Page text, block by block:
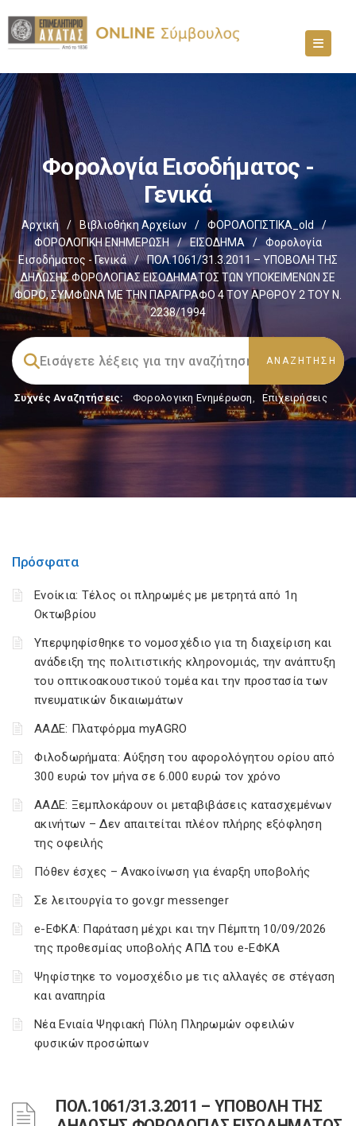
Φορολογία Εισοδήματος -
Γενικά
Αρχική / Βιβλιοθήκη Αρχείων / ΦΟΡΟΛΟΓΙΣΤΙΚΑ_old
/
ΦΟΡΟΛΟΓΙΚΗ ΕΝΗΜΕΡΩΣΗ
/ ΕΙΣΟΔΗΜΑ /
Φορολογία
Εισοδήματος - Γενικά
/
ΠΟΛ.1061/31.3.2011 – ΥΠΟΒΟΛΗ ΤΗΣ
ΔΗΛΩΣΗΣ ΦΟΡΟΛΟΓΙΑΣ ΕΙΣΟΔΗΜΑΤΟΣ ΤΩΝ ΥΠΟΚΕΙΜΕΝΩΝ ΣΕ
ΦΟΡΟ, ΣΥΜΦΩΝΑ ΜΕ ΤΗΝ ΠΑΡΑΓΡΑΦΟ 4 ΤΟΥ ΑΡΘΡΟΥ 2 ΤΟΥ Ν.
2238/1994
Συχνές Αναζητήσεις: Φορολογικη Ενημέρωση, Επιχειρήσεις
Πρόσφατα
Ενοίκια: Τέλος οι πληρωμές με μετρητά από 1η
Οκτωβρίου
Υπερψηφίσθηκε το νομοσχέδιο για τη διαχείριση και
ανάδειξη της πολιτιστικής κληρονομιάς, την ανάπτυξη
του οπτικοακουστικού τομέα και την προστασία των
πνευματικών δικαιωμάτων
ΑΑΔΕ: Πλατφόρμα myAGRO
Φιλοδωρήματα: Αύξηση του αφορολόγητου ορίου από
300 ευρώ τον μήνα σε 6.000 ευρώ τον χρόνο
ΑΑΔΕ: Ξεμπλοκάρουν οι μεταβιβάσεις κατασχεμένων
ακινήτων – Δεν απαιτείται πλέον πλήρης εξόφληση
της οφειλής
Πόθεν έσχες – Ανακοίνωση για έναρξη υποβολής
Σε λειτουργία το gov.gr messenger
e-ΕΦΚΑ: Παράταση μέχρι και την Πέμπτη 10/09/2026
της προθεσμίας υποβολής ΑΠΔ του e-ΕΦΚΑ
Ψηφίστηκε το νομοσχέδιο με τις αλλαγές σε στέγαση
και αναπηρία
Νέα Ενιαία Ψηφιακή Πύλη Πληρωμών οφειλών
φυσικών προσώπων
ΠΟΛ.1061/31.3.2011 – ΥΠΟΒΟΛΗ ΤΗΣ